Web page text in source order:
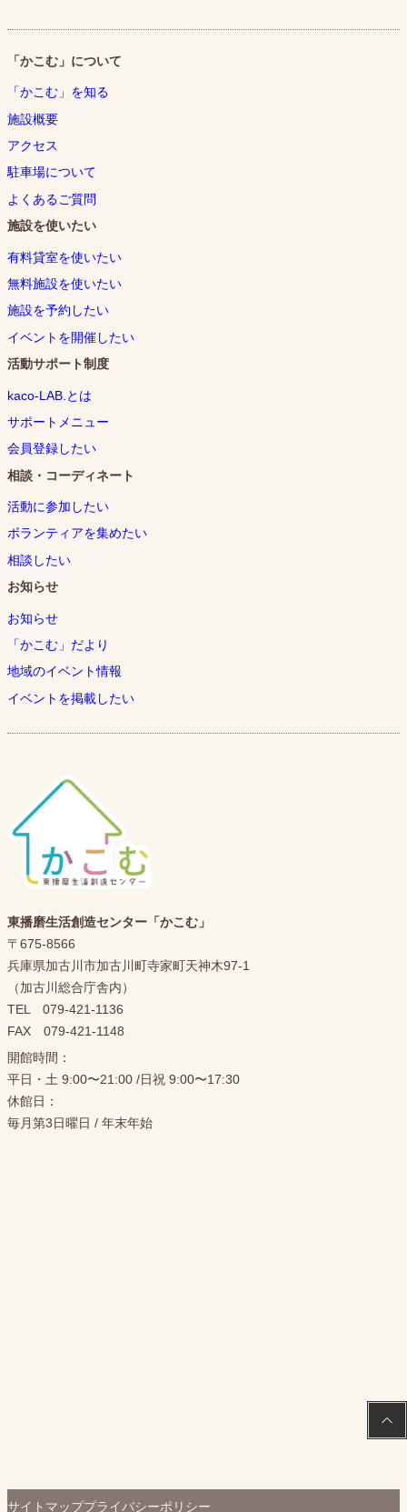
「かこむ」について
「かこむ」を知る
施設概要
アクセス
駐車場について
よくあるご質問
施設を使いたい
有料貸室を使いたい
無料施設を使いたい
施設を予約したい
イベントを開催したい
活動サポート制度
kaco-LAB.とは
サポートメニュー
会員登録したい
相談・コーディネート
活動に参加したい
ボランティアを集めたい
相談したい
お知らせ
お知らせ
「かこむ」だより
地域のイベント情報
イベントを掲載したい
東播磨生活創造センター「かこむ」
〒675-8566
兵庫県加古川市加古川町寺家町天神木97-1
（加古川総合庁舎内）
TEL 079-421-1136
FAX 079-421-1148
開館時間：
平日・土 9:00〜21:00 /日祝 9:00〜17:30
休館日：
毎月第3日曜日 / 年末年始
サイトマッププライバシーポリシー
PAGE
TOP